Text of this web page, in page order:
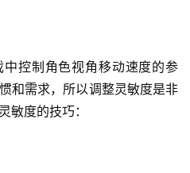
控制角色视角移动速度的参
和需求，所以调整灵敏度是非
敏度的技巧：